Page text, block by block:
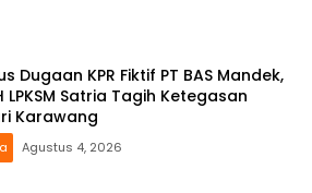
Dugaan KPR Fiktif PT BAS Mandek,
LPKSM Satria Tagih Ketegasan
Karawang
Agustus 4, 2026